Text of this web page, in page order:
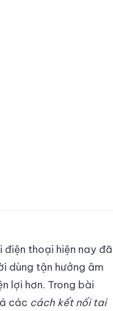
thoại hiện nay đã
dùng tận hưởng âm
lợi hơn. Trong bài
các cách kết nối tai